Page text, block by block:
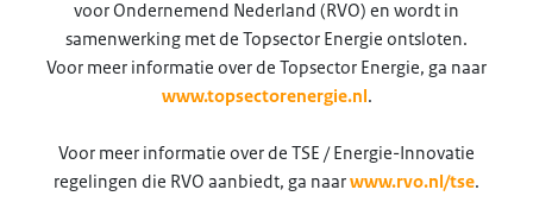
voor Ondernemend Nederland (RVO) en wordt in
samenwerking met de Topsector Energie ontsloten.
Voor meer informatie over de Topsector Energie, ga naar
www.topsectorenergie.nl .
Voor meer informatie over de TSE / Energie-Innovatie
regelingen die RVO aanbiedt, ga naarwww.rvo.nl/tse.